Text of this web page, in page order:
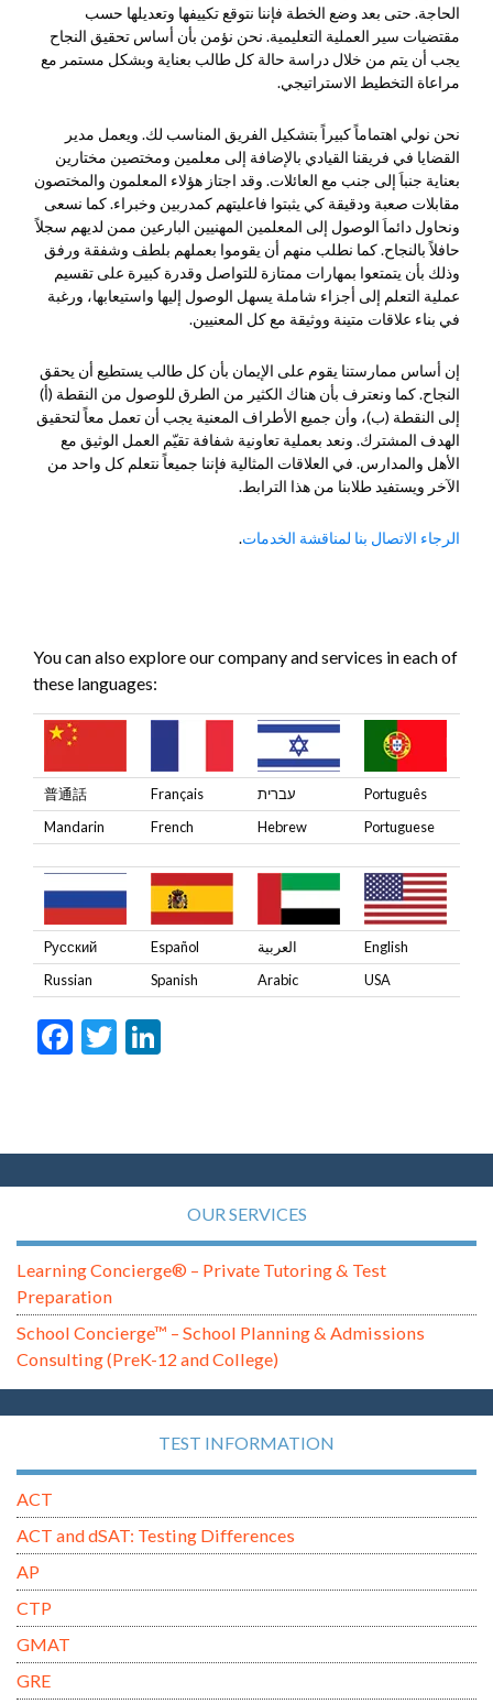
الحاجة. حتى بعد وضع الخطة فإننا نتوقع تكييفها وتعديلها حسب
مقتضيات سير العملية التعليمية. نحن نؤمن بأن أساس تحقيق النجاح
يجب أن يتم من خلال دراسة حالة كل طالب بعناية وبشكل مستمر مع
مراعاة التخطيط الاستراتيجي.
نحن نولي اهتماماً كبيراً بتشكيل الفريق المناسب لك. ويعمل مدير
القضايا في فريقنا القيادي بالإضافة إلى معلمين ومختصين مختارين
بعناية جنباَ إلى جنب مع العائلات. وقد اجتاز هؤلاء المعلمون والمختصون
مقابلات صعبة ودقيقة كي يثبتوا فاعليتهم كمدربين وخبراء. كما نسعى
ونحاول دائماَ الوصول إلى المعلمين المهنيين البارعين ممن لديهم سجلاً
حافلاً بالنجاح. كما نطلب منهم أن يقوموا بعملهم بلطف وشفقة ورفق
وذلك بأن يتمتعوا بمهارات ممتازة للتواصل وقدرة كبيرة على تقسيم
عملية التعلم إلى أجزاء شاملة يسهل الوصول إليها واستيعابها، ورغبة
في بناء علاقات متينة ووثيقة مع كل المعنيين.
إن أساس ممارستنا يقوم على الإيمان بأن كل طالب يستطيع أن يحقق
النجاح. كما ونعترف بأن هناك الكثير من الطرق للوصول من النقطة (أ)
إلى النقطة (ب)، وأن جميع الأطراف المعنية يجب أن تعمل معاً لتحقيق
الهدف المشترك. ونعد بعملية تعاونية شفافة تقيّم العمل الوثيق مع
الأهل والمدارس. في العلاقات المثالية فإننا جميعاً نتعلم كل واحد من
الآخر ويستفيد طلابنا من هذا الترابط.
الرجاء الاتصال بنا لمناقشة الخدمات.
You can also explore our company and services in each of
these languages:
普通話 Français עברית
Português
Mandarin
French Hebrew Portuguese
Pусский Español العربية
English
Russian
Spanish Arabic USA
Facebook
Twitter
OUR SERVICES
Learning Concierge® – Private Tutoring & Test
Preparation
School Concierge™ – School Planning & Admissions
Consulting (PreK-12 and College)
TEST INFORMATION
ACT
ACT and dSAT: Testing Differences
AP
CTP
GMAT
GRE